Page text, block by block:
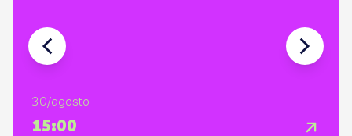
30/agosto
15:00